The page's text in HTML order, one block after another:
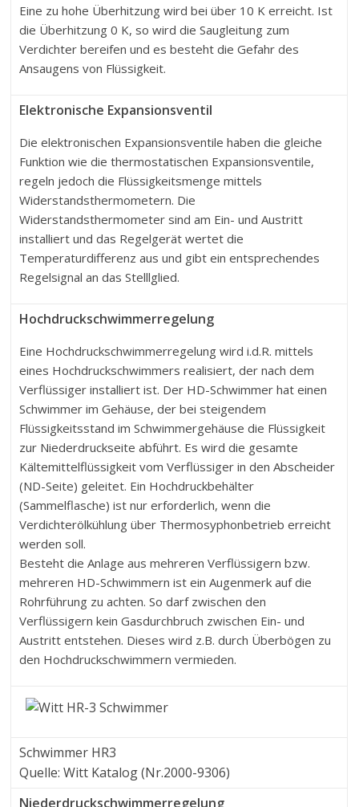
Eine zu hohe Überhitzung wird bei über 10 K erreicht. Ist
die Überhitzung 0 K, so wird die Saugleitung zum
Verdichter bereifen und es besteht die Gefahr des
Ansaugens von Flüssigkeit.
Elektronische Expansionsventil
Die elektronischen Expansionsventile haben die gleiche
Funktion wie die thermostatischen Expansionsventile,
regeln jedoch die Flüssigkeitsmenge mittels
Widerstandsthermometern. Die
Widerstandsthermometer sind am Ein- und Austritt
installiert und das Regelgerät wertet die
Temperaturdifferenz aus und gibt ein entsprechendes
Regelsignal an das Stelllglied.
Hochdruckschwimmerregelung
Eine Hochdruckschwimmerregelung wird i.d.R. mittels
eines Hochdruckschwimmers realisiert, der nach dem
Verflüssiger installiert ist. Der HD-Schwimmer hat einen
Schwimmer im Gehäuse, der bei steigendem
Flüssigkeitsstand im Schwimmergehäuse die Flüssigkeit
zur Niederdruckseite abführt. Es wird die gesamte
Kältemittelflüssigkeit vom Verflüssiger in den Abscheider
(ND-Seite) geleitet. Ein Hochdruckbehälter
(Sammelflasche) ist nur erforderlich, wenn die
Verdichterölkühlung über Thermosyphonbetrieb erreicht
werden soll.
Besteht die Anlage aus mehreren Verflüssigern bzw.
mehreren HD-Schwimmern ist ein Augenmerk auf die
Rohrführung zu achten. So darf zwischen den
Verflüssigern kein Gasdurchbruch zwischen Ein- und
Austritt entstehen. Dieses wird z.B. durch Überbögen zu
den Hochdruckschwimmern vermieden.
Schwimmer HR3
Quelle: Witt Katalog (Nr.2000-9306)
Niederdruckschwimmerregelung